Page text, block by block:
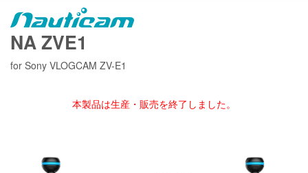
NA ZVE1
for Sony VLOGCAM ZV-E1
本製品は生産・販売を終了しました。